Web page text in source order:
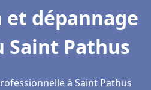
dépannage
Saint Pathus
à Saint Pathus